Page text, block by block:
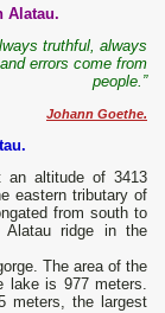
Alatau.
truthful, always
errors come from
people.”
Johann Goethe.
an altitude of 3413
eastern tributary of
from south to
Alatau ridge in the
The area of ​​the
lake is 977 meters.
meters, the largest